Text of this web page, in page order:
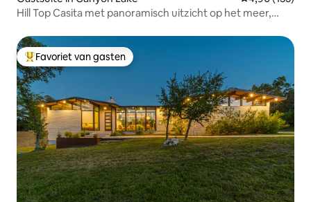
Hill Top Casita met panoramisch uitzicht op het meer,
Topfavoriet van gasten
Favoriet van gasten